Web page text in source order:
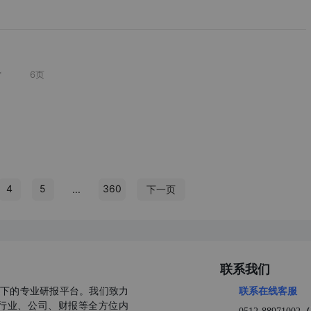
6页
4 5 ... 360 下一页
的专业研报平台。我们致力
业、公司、财报等全方位内
联系我们
联系在线客服